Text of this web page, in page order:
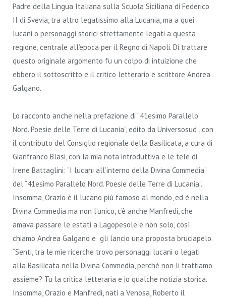
Padre della Lingua Italiana sulla Scuola Siciliana di Federico
II di Svevia, tra altro legatissimo alla Lucania, ma a quei
lucani o personaggi storici strettamente legati a questa
regione, centrale all’epoca per il Regno di Napoli. Di trattare
questo originale argomento fu un colpo di intuizione che
ebbero il sottoscritto e il critico letterario e scrittore Andrea
Galgano.
Lo racconto anche nella prefazione di “41esimo Parallelo
Nord. Poesie delle Terre di Lucania”, edito da Universosud , con
il contributo del Consiglio regionale della Basilicata, a cura di
Gianfranco Blasi, con la mia nota introduttiva e le tele di
Irene Battaglini: “I lucani all’interno della Divina Commedia”
del “41esimo Parallelo Nord. Poesie delle Terre di Lucania”.
Insomma, Orazio è il lucano più famoso al mondo, ed è nella
Divina Commedia ma non l’unico, c’è anche Manfredi, che
amava passare le estati a Lagopesole e non solo, così
chiamo Andrea Galgano e gli lancio una proposta bruciapelo.
“Senti, tra le mie ricerche trovo personaggi lucani o legati
alla Basilicata nella Divina Commedia, perché non li trattiamo
assieme? Tu la critica letteraria e io qualche notizia storica.
Insomma, Orazio e Manfredi, nati a Venosa, Roberto il